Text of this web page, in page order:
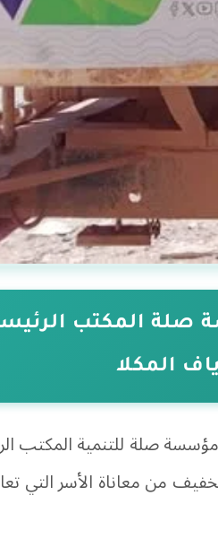
صلة المكتب
صلة للتنمية المكتب
من معاناة الأسر التي